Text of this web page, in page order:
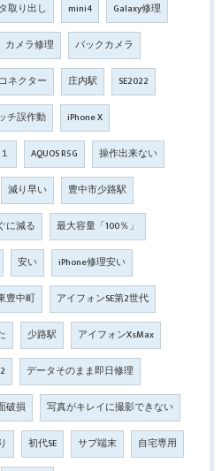
取り出し mini4 Galaxy修理
カメラ修理 バックカメラ
ネクター 庄内駅 SE2022
チ誤作動 iPhone X
AQUOS R5G 操作出来ない
減り早い 豊中市少路駅
に減る 最大容量「100％」
安い iPhone修理安い
豊中町 アイフォンSE第2世代
少路駅 アイフォンXsMax
データそのまま即日修理
破損 写真がキレイに撮影できない
初代SE サブ端末 自宅専用